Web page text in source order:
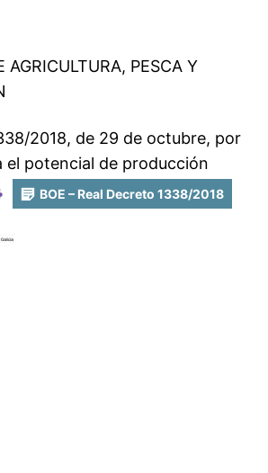
AGRICULTURA, PESCA Y
2018, de 29 de octubre, por
el potencial de producción
BOE – Real Decreto 1338/2018